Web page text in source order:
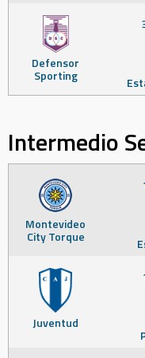
Defensor
Sporting
Intermedio
Montevideo
City Torque
Juventud